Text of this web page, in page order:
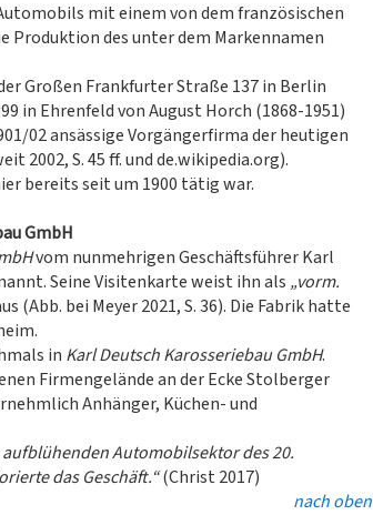
mit einem von dem französischen
Produktion des unter dem Markennamen
Großen Frankfurter Straße 137 in Berlin
in Ehrenfeld von August Horch (1868-1951)
02 ansässige Vorgängerfirma der heutigen
2002, S. 45 ff. und de.wikipedia.org).
bereits seit um 1900 tätig war.
GmbH
vom nunmehrigen Geschäftsführer Karl
Seine Visitenkarte weist ihn als „vorm.
(Abb. bei Meyer 2021, S. 36). Die Fabrik hatte
in Karl Deutsch Karosseriebau GmbH.
Firmengelände an der Ecke Stolberger
Anhänger, Küchen- und
Automobilsektor des 20.
das Geschäft.“(Christ 2017)
nach oben